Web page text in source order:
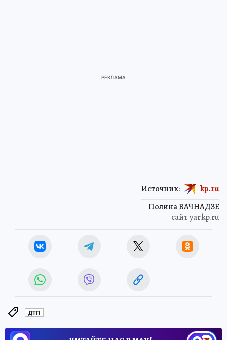
Полина ВАЧНАДЗЕ
сайт yar.kp.ru
Источник: kp.ru
ДТП